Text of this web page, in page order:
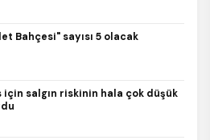
Bahçesi" sayısı 5 olacak
için salgın riskinin hala çok düşük